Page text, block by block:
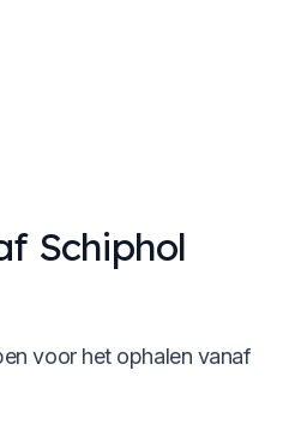
Schiphol
voor het ophalen vanaf